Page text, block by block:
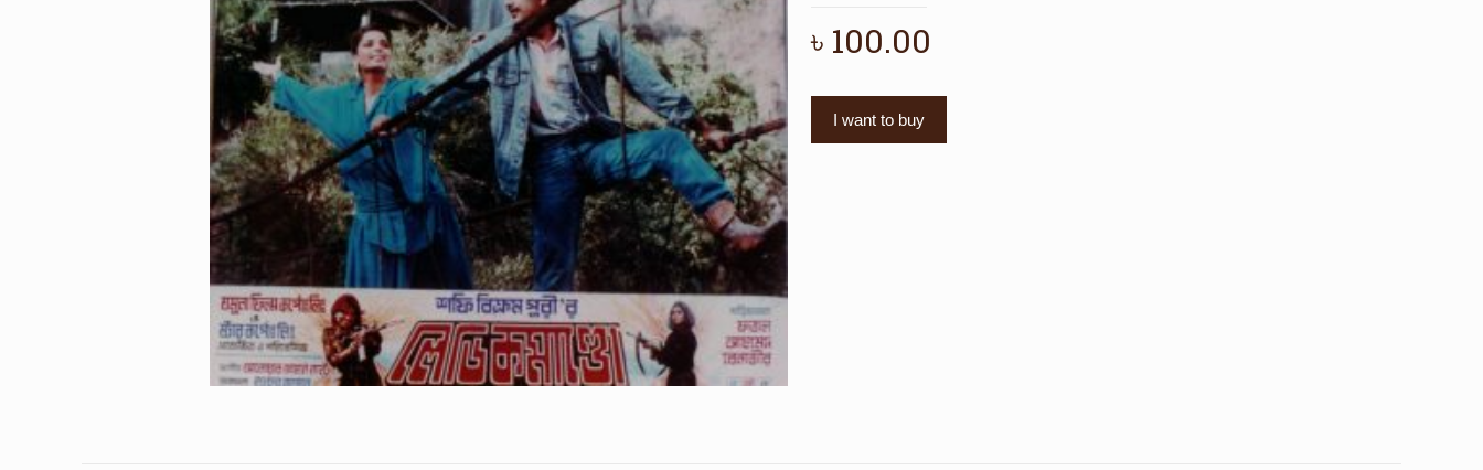
৳ 100.00
I want to buy